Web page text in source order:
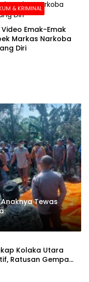
& KRIMINAL
Emak-Emak
Markas Narkoba
Diri
Tewas
Kolaka Utara
Ratusan Gempa